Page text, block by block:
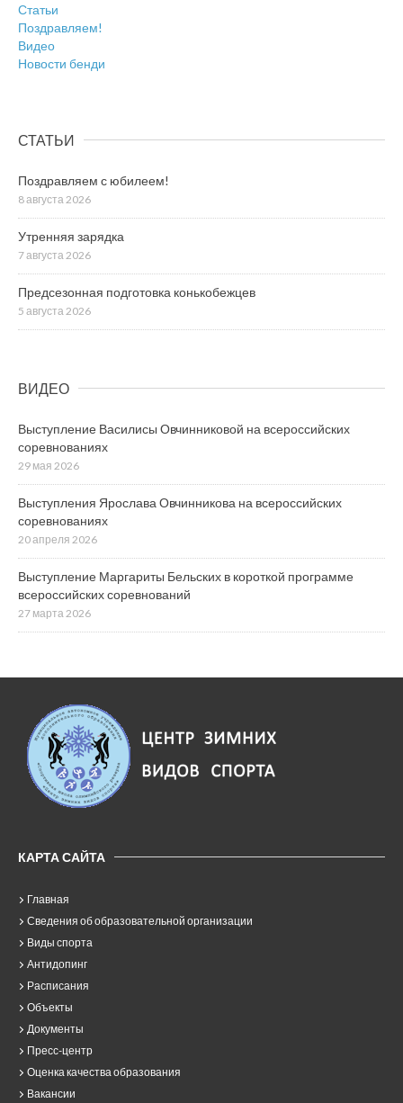
Статьи
Поздравляем!
Видео
Новости бенди
СТАТЬИ
Поздравляем с юбилеем!
8 августа 2026
Утренняя зарядка
7 августа 2026
Предсезонная подготовка конькобежцев
5 августа 2026
ВИДЕО
Выступление Василисы Овчинниковой на всероссийских
соревнованиях
29 мая 2026
Выступления Ярослава Овчинникова на всероссийских
соревнованиях
20 апреля 2026
Выступление Маргариты Бельских в короткой программе
всероссийских соревнований
27 марта 2026
КАРТА САЙТА
Главная
Сведения об образовательной организации
Виды спорта
Антидопинг
Расписания
Объекты
Документы
Пресс-центр
Оценка качества образования
Вакансии